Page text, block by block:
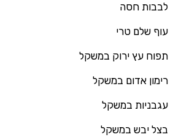
לבבות חסה
עוף שלם טרי
תפוח עץ ירוק במשקל
רימון אדום במשקל
עגבניות במשקל
בצל יבש במשקל